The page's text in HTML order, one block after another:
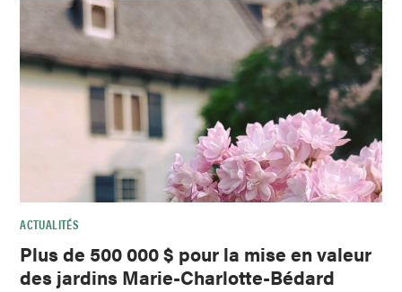
ACTUALITÉS
Plus de 500 000 $ pour la mise en valeur
des jardins Marie-Charlotte-Bédard